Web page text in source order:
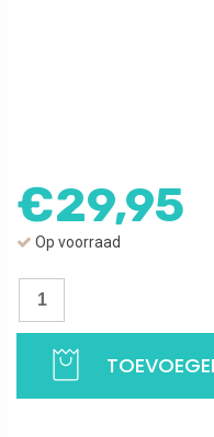
€29,95
Op voorraad
Oorbellen
Studs